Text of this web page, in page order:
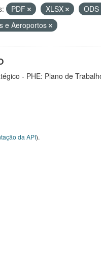
PDF XLSX ODS
e Aeroportos
- PHE: Plano de
da API).